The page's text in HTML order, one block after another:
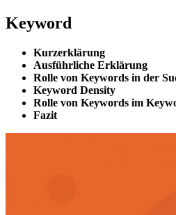
Keyword
Kurzerklärung
Ausführliche Erklärung
Rolle von Keywords in der
Keyword Density
Rolle von Keywords im
Fazit